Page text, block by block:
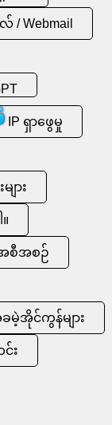
/ Webmail
IP ရှာဖွေမှု
ျား
စီအစဉ်
မဲ့အိုင်ကွန်များ
း